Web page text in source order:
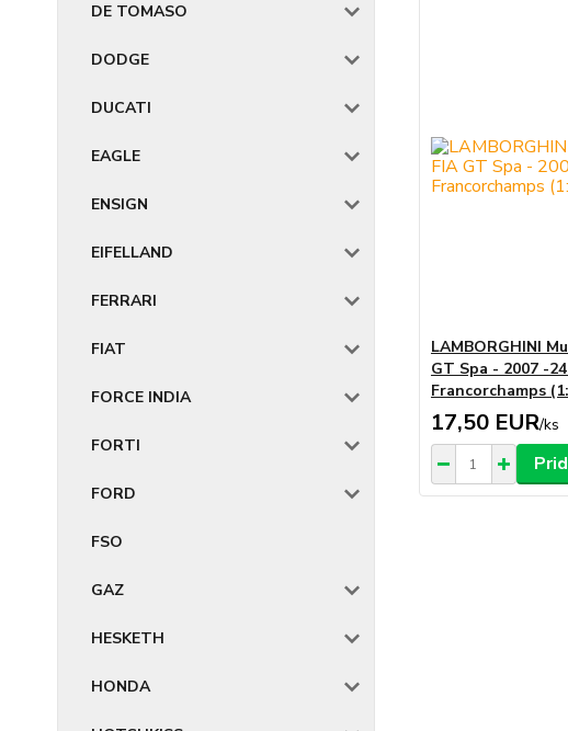
DE TOMASO
DODGE
DUCATI
EAGLE
ENSIGN
EIFELLAND
FERRARI
FIAT
FORCE INDIA
FORTI
FORD
FSO
GAZ
HESKETH
HONDA
LAMBORGHINI
GT Spa - 2007 -
Francorchamps
17,50 EUR/ks